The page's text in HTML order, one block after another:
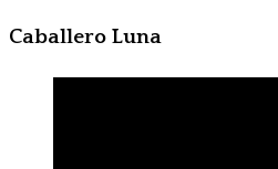
Caballero Luna